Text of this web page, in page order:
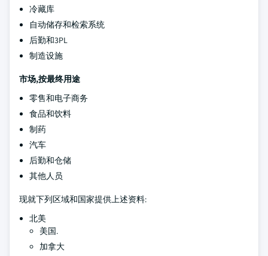
冷藏库
自动储存和检索系统
后勤和3PL
制造设施
市场,按最终用途
零售和电子商务
食品和饮料
制药
汽车
后勤和仓储
其他人员
现就下列区域和国家提供上述资料:
北美
美国.
加拿大